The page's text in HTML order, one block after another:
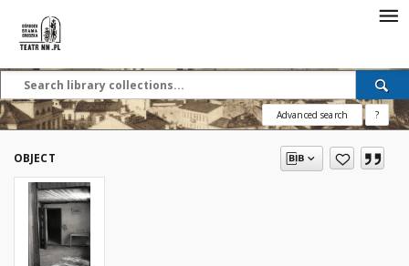
Advanced search ?
OBJECT